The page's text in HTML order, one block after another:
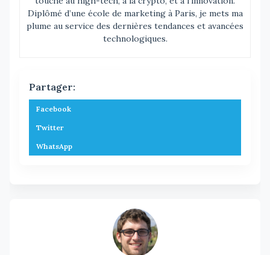
Diplômé d’une école de marketing à Paris, je mets ma
plume au service des dernières tendances et avancées
technologiques.
Partager:
Facebook
Twitter
WhatsApp